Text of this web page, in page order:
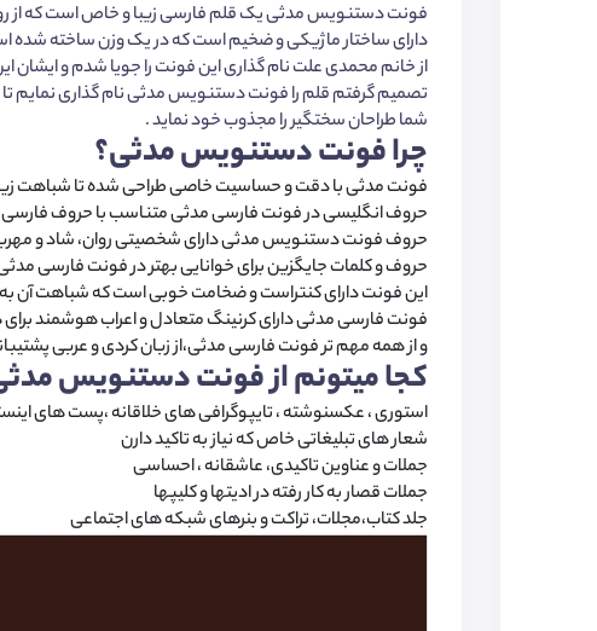
فونت دستنویس مدثی یک قلم فارسی زیبا و خاص است که از
دارای ساختار ماژیکی و ضخیم است که در یک وزن ساخته شده
از خانم محمدی علت نام گذاری این فونت را جویا شدم و
تصمیم گرفتم قلم را فونت دستنویس مدثی نام گذاری نمایم
شما طراحان سختگیر را مجذوب خود نماید .
چرا فونت دستنویس مدثی؟
فونت مدثی با دقت و حساسیت خاصی طراحی شده تا شباهت
حروف انگلیسی در فونت فارسی مدثی متناسب با حروف
حروف فونت دستنویس مدثی دارای شخصیتی روان، شاد و
حروف و کلمات جایگزین برای خوانایی بهتر در فونت فارسی
این فونت دارای کنتراست و ضخامت خوبی است که شباهت آن
فونت فارسی مدثی دارای کرنینگ متعادل و اعراب هوشمند
و از همه مهم تر فونت فارسی مدثی،از زبان کردی و عربی
کجا میتونم از فونت دستنویس
استوری ، عکسنوشته ، تایپوگرافی های خلاقانه ،پست های
شعار های تبلیغاتی خاص که نیاز به تاکید دارن
جملات و عناوین تاکیدی، عاشقانه ، احساسی
جملات قصار به کار رفته در ادیتها و کلیپها
جلد کتاب،مجلات، تراکت و بنرهای شبکه های اجتماعی